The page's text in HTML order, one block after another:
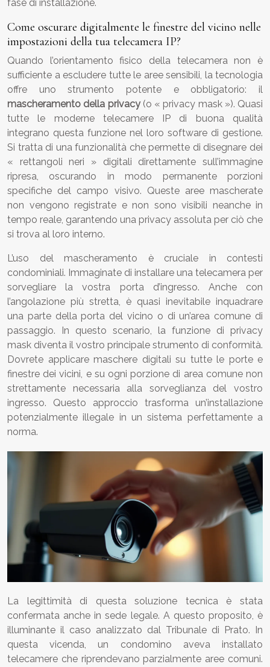
fase di installazione.
Come oscurare digitalmente le finestre del vicino nelle
impostazioni della tua telecamera IP?
Quando l’orientamento fisico della telecamera non è
sufficiente a escludere tutte le aree sensibili, la tecnologia
offre uno strumento potente e obbligatorio: il
mascheramento della privacy(o « privacy mask »). Quasi
tutte le moderne telecamere IP di buona qualità
integrano questa funzione nel loro software di gestione.
Si tratta di una funzionalità che permette di disegnare dei
« rettangoli neri » digitali direttamente sull’immagine
ripresa, oscurando in modo permanente porzioni
specifiche del campo visivo. Queste aree mascherate
non vengono registrate e non sono visibili neanche in
tempo reale, garantendo una privacy assoluta per ciò che
si trova al loro interno.
L’uso del mascheramento è cruciale in contesti
condominiali. Immaginate di installare una telecamera per
sorvegliare la vostra porta d’ingresso. Anche con
l’angolazione più stretta, è quasi inevitabile inquadrare
una parte della porta del vicino o di un’area comune di
passaggio. In questo scenario, la funzione di privacy
mask diventa il vostro principale strumento di conformità.
Dovrete applicare maschere digitali su tutte le porte e
finestre dei vicini, e su ogni porzione di area comune non
strettamente necessaria alla sorveglianza del vostro
ingresso. Questo approccio trasforma un’installazione
potenzialmente illegale in un sistema perfettamente a
norma.
La legittimità di questa soluzione tecnica è stata
confermata anche in sede legale. A questo proposito, è
illuminante il caso analizzato dal Tribunale di Prato. In
questa vicenda, un condomino aveva installato
telecamere che riprendevano parzialmente aree comuni.